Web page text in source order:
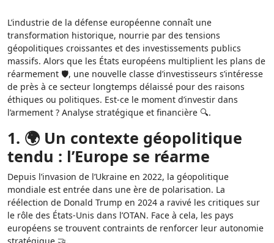
L’industrie de la défense européenne connaît une
transformation historique, nourrie par des tensions
géopolitiques croissantes et des investissements publics
massifs. Alors que les États européens multiplient les plans de
réarmement 🛡️, une nouvelle classe d’investisseurs s’intéresse
de près à ce secteur longtemps délaissé pour des raisons
éthiques ou politiques. Est-ce le moment d’investir dans
l’armement ? Analyse stratégique et financière 🔍.
1. 🌍 Un contexte géopolitique
tendu : l’Europe se réarme
Depuis l’invasion de l’Ukraine en 2022, la géopolitique
mondiale est entrée dans une ère de polarisation. La
réélection de Donald Trump en 2024 a ravivé les critiques sur
le rôle des États-Unis dans l’OTAN. Face à cela, les pays
européens se trouvent contraints de renforcer leur autonomie